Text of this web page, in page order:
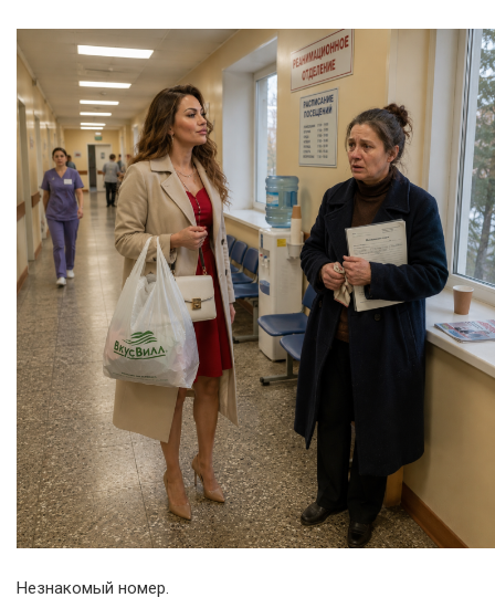
Незнакомый номер.